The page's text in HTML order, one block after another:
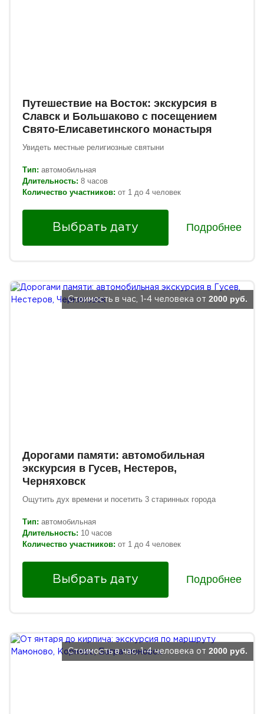
Путешествие на Восток: экскурсия в
Славск и Большаково с посещением
Свято-Елисаветинского монастыря
Увидеть местные религиозные святыни
Тип: автомобильная
Длительность: 8 часов
Количество участников: от 1 до 4 человек
Выбрать дату Подробнее
Дорогами памяти: автомобильная
экскурсия в Гусев, Нестеров,
Черняховск
Ощутить дух времени и посетить 3 старинных города
Тип: автомобильная
Длительность: 10 часов
Количество участников: от 1 до 4 человек
Стоимость в час, 1-4 человека от 2000 руб.
Выбрать дату Подробнее
Стоимость в час, 1-4 человека от 2000 руб.